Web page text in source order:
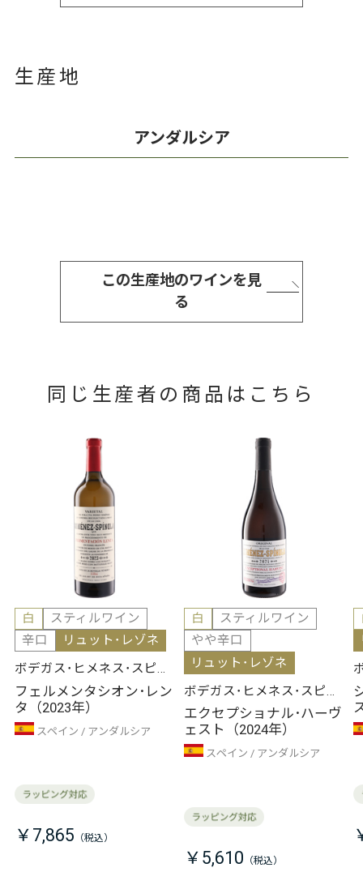
生産地
アンダルシア
この生産地のワインを見
る
同じ生産者の商品はこちら
白
スティルワイン
辛口
リュット･レゾネ
ボデガス･ヒメネス･スピノ
ラ
フェルメンタシオン･レン
タ（2023年）
スペイン アンダルシア
￥7,865
白
スティルワイン
やや辛口
リュット･レゾネ
ボデガス･ヒメネス･スピノ
ラ
エクセプショナル･ハーヴ
ェスト（2024年）
スペイン アンダルシア
￥5,610